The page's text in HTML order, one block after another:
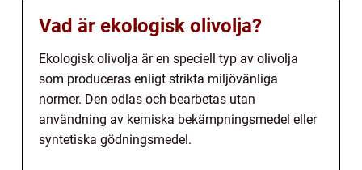
Vad är ekologisk olivolja?
Ekologisk olivolja är en speciell typ av olivolja
som produceras enligt strikta miljövänliga
normer. Den odlas och bearbetas utan
användning av kemiska bekämpningsmedel eller
syntetiska gödningsmedel.